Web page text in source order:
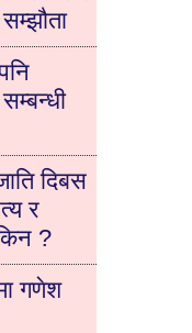
दिबस
र
?
गणेश